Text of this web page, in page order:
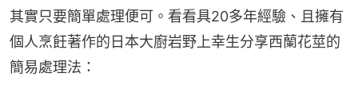
其實只要簡單處理便可。看看具20多年經驗、且擁有
個人烹飪著作的日本大廚岩野上幸生分享西蘭花莖的
簡易處理法：